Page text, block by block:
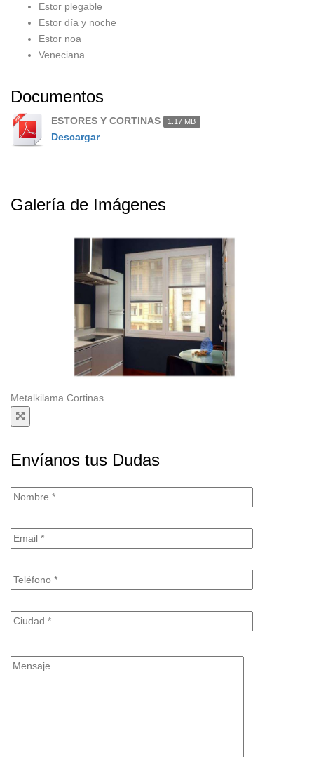
Estor plegable
Estor día y noche
Estor noa
Veneciana
Documentos
ESTORES Y CORTINAS 1.17 MB
Descargar
Galería de Imágenes
Metalkilama Cortinas
Envíanos tus Dudas